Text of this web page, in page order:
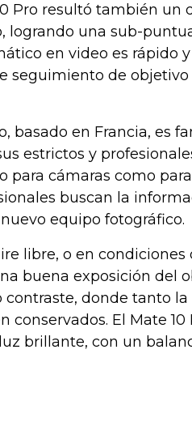
Pro resultó también un
logrando una sub-
en video es rápido
seguimiento de
basado en Francia, es
estrictos y
para cámaras como
buscan la
equipo fotográfico.
libre, o en
buena exposición del
donde tanto
conservados. El Mate
brillante, con un